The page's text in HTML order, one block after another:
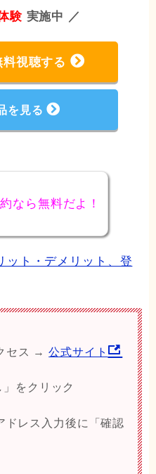
験 実施中 ／
視聴する
を見る
なら無料だよ！
ット・デメリット、登
セス →公式サイト
をクリック
レス入力後に「確認